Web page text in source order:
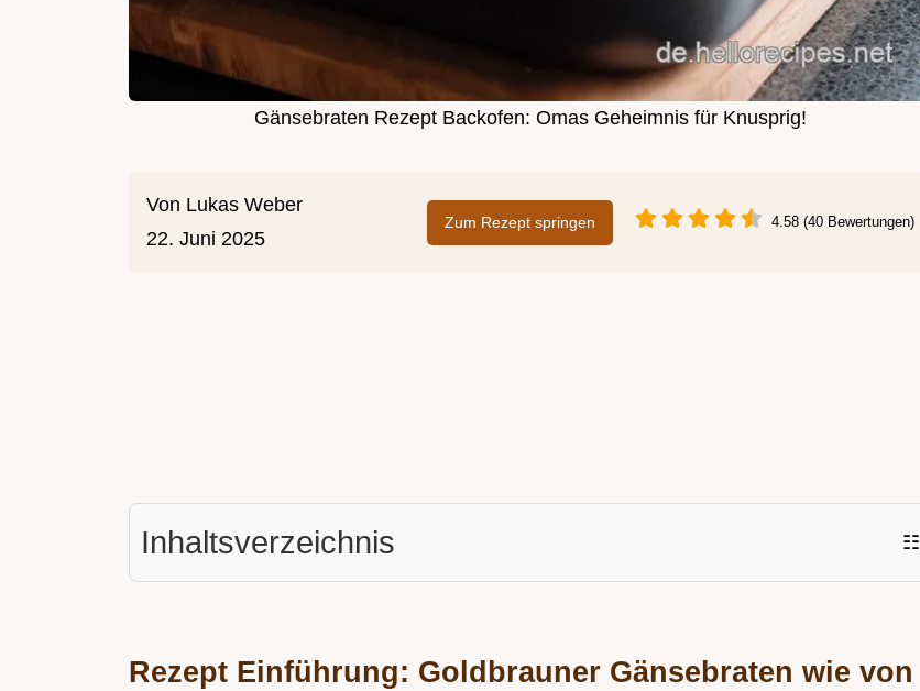
Gänsebraten Rezept Backofen: Omas Geheimnis für Knusprig!
Von Lukas Weber
22. Juni 2025
Zum Rezept springen 4.58 (40 Bewertungen)
Inhaltsverzeichnis ☷
Rezept Einführung: Goldbrauner Gänsebraten wie von